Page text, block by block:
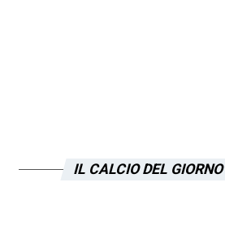
IL CALCIO DEL GIORNO